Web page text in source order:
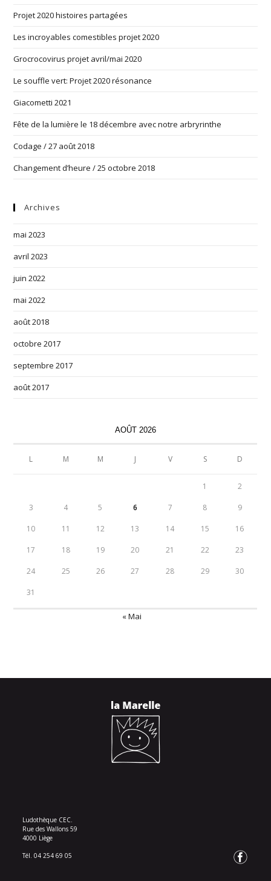
Projet 2020 histoires partagées
Les incroyables comestibles projet 2020
Grocrocovirus projet avril/mai 2020
Le souffle vert: Projet 2020 résonance
Giacometti 2021
Fête de la lumière le 18 décembre avec notre arbryrinthe
Codage / 27 août 2018
Changement d’heure / 25 octobre 2018
Archives
mai 2023
avril 2023
juin 2022
mai 2022
août 2018
octobre 2017
septembre 2017
août 2017
AOÛT 2026
L M M J V S D
1 2
3 4 5 6 7 8 9
10 11 12 13 14 15 16
17 18 19 20 21 22 23
24 25 26 27 28 29 30
31
« Mai
Ludothèque CEC.
Rue des Wallons 59
4000 Liège
Tél. 04 254 69 05